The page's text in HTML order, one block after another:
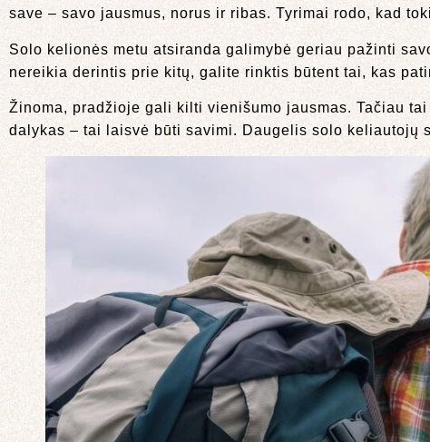
save – savo jausmus, norus ir ribas. Tyrimai rodo, kad
Solo kelionės metu atsiranda galimybė geriau pažinti
nereikia derintis prie kitų, galite rinktis būtent tai, kas
Žinoma, pradžioje gali kilti vienišumo jausmas. Tačiau
dalykas – tai laisvė būti savimi. Daugelis solo keliautojų